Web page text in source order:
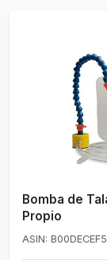
Bomba de
Propio
ASIN: